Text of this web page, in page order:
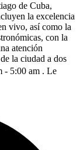
de Cuba,
la excelencia
vivo, así como la
con la
atención
la ciudad a dos
- 5:00 am . Le